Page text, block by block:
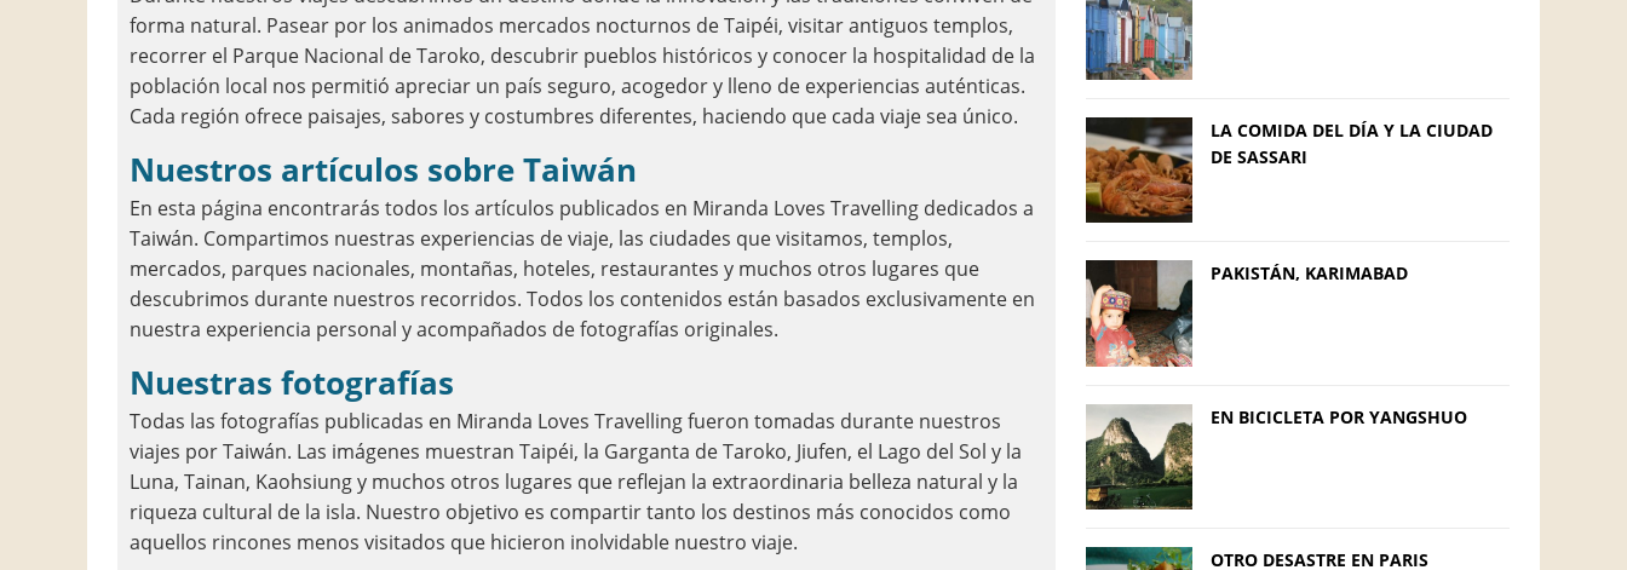
forma natural. Pasear por los animados mercados nocturnos de Taipéi, visitar antiguos templos,
recorrer el Parque Nacional de Taroko, descubrir pueblos históricos y conocer la hospitalidad de la
población local nos permitió apreciar un país seguro, acogedor y lleno de experiencias auténticas.
Cada región ofrece paisajes, sabores y costumbres diferentes, haciendo que cada viaje sea único.
Nuestros artículos sobre Taiwán
En esta página encontrarás todos los artículos publicados en Miranda Loves Travelling dedicados a
Taiwán. Compartimos nuestras experiencias de viaje, las ciudades que visitamos, templos,
mercados, parques nacionales, montañas, hoteles, restaurantes y muchos otros lugares que
descubrimos durante nuestros recorridos. Todos los contenidos están basados exclusivamente en
nuestra experiencia personal y acompañados de fotografías originales.
Nuestras fotografías
Todas las fotografías publicadas en Miranda Loves Travelling fueron tomadas durante nuestros
viajes por Taiwán. Las imágenes muestran Taipéi, la Garganta de Taroko, Jiufen, el Lago del Sol y la
Luna, Tainan, Kaohsiung y muchos otros lugares que reflejan la extraordinaria belleza natural y la
riqueza cultural de la isla. Nuestro objetivo es compartir tanto los destinos más conocidos como
aquellos rincones menos visitados que hicieron inolvidable nuestro viaje.
LA COMIDA DEL DÍA Y LA CIUDAD
DE SASSARI
PAKISTÁN, KARIMABAD
EN BICICLETA POR YANGSHUO
OTRO DESASTRE EN PARIS